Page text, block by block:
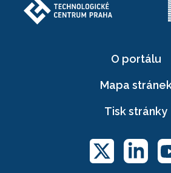
O portálu
Mapa
Tisk stránky